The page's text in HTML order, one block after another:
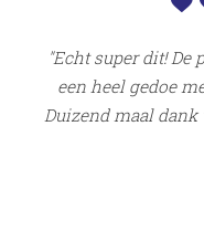
Echt super dit! De
een heel gedoe
Duizend maal